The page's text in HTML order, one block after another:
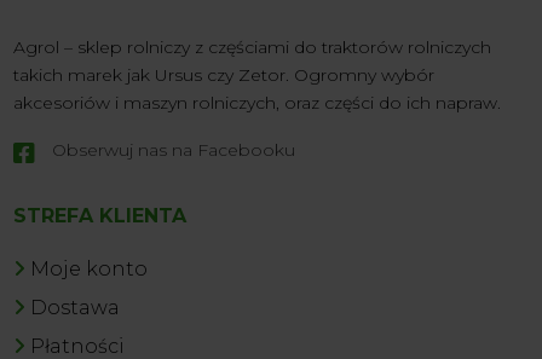
Agrol – sklep rolniczy z częściami do traktorów rolniczych
takich marek jak Ursus czy Zetor. Ogromny wybór
akcesoriów i maszyn rolniczych, oraz części do ich napraw.
 Obserwuj nas na Facebooku
STREFA KLIENTA
Moje konto
Dostawa
Płatności